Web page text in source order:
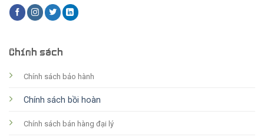
Chính sách
Chính sách bảo hành
Chính sách bồi hoàn
Chính sách bán hàng đại lý